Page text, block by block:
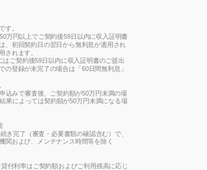
す。
万円以上でご契約後59日以内に収入証明書
、初回契約日の翌日から無利息が適用され
されます。
ご契約後59日以内に収入証明書のご提出
登録が未完了の場合は「60日間無利息」
込みで審査後、ご契約額が50万円未満の場
果によっては契約額が50万円未満になる場
完了（審査・必要書類の確認含む）で、
関および、メンテナンス時間等を除く
利率はご契約額およびご利用残高に応じ